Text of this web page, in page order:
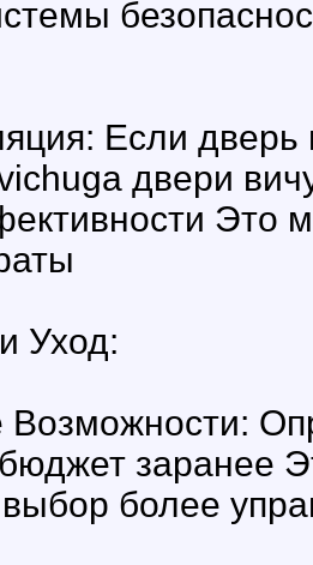
Если
двери
Это
Уход:
заранее
выбор более